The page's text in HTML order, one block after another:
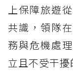
上保障旅遊
共識，領隊
務與危機處
立且不受干擾